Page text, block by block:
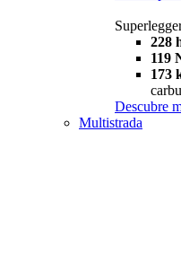
228
119
173
Descubre
Multistrada